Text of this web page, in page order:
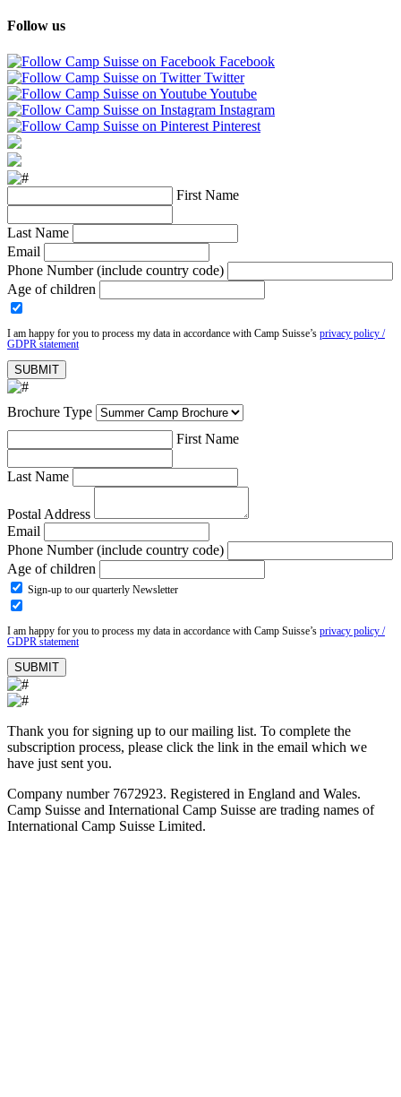
Follow us
Facebook
Twitter
Youtube
Instagram
Pinterest
First Name
Last Name
Email
Phone Number (include country code)
Age of children
I am happy for you to process my data in accordance with Camp Suisse’s privacy policy /
GDPR statement
Brochure Type
First Name
Last Name
Postal Address
Email
Phone Number (include country code)
Age of children
Sign-up to our quarterly Newsletter
I am happy for you to process my data in accordance with Camp Suisse’s privacy policy /
GDPR statement
Thank you for signing up to our mailing list. To complete the
subscription process, please click the link in the email which we
have just sent you.
Company number 7672923. Registered in England and Wales.
Camp Suisse and International Camp Suisse are trading names of
International Camp Suisse Limited.